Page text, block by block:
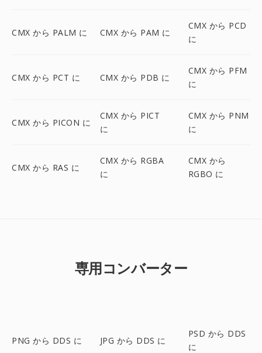
CMX から PALM に CMX から PAM に
CMX から PCD
に
CMX から PCT に CMX から PDB に
CMX から PFM
に
CMX から PICON に
CMX から PICT
に
CMX から PNM
に
CMX から RAS に
CMX から RGBA
に
CMX から
RGBO に
専用コンバーター
PNG から DDS に JPG から DDS に
PSD から DDS
に